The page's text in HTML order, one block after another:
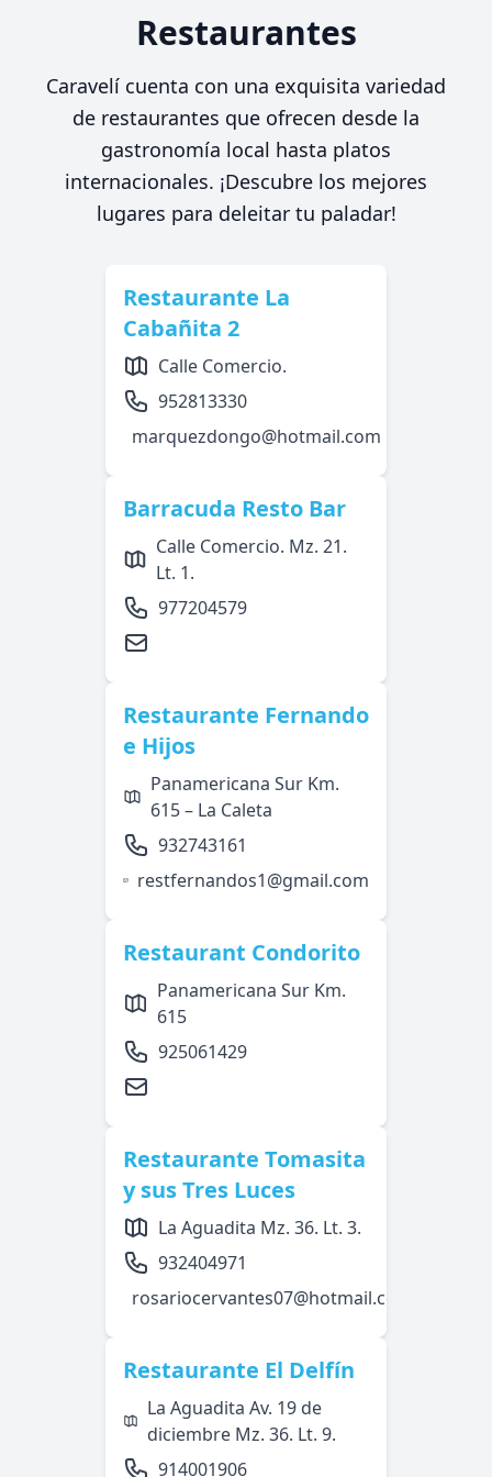
Restaurantes
Caravelí cuenta con una exquisita variedad
de restaurantes que ofrecen desde la
gastronomía local hasta platos
internacionales. ¡Descubre los mejores
lugares para deleitar tu paladar!
Restaurante La
Cabañita 2
Calle Comercio.
952813330
marquezdongo@hotmail.com
Barracuda Resto Bar
Calle Comercio. Mz. 21.
Lt. 1.
977204579
Restaurante Fernando
e Hijos
Panamericana Sur Km.
615 – La Caleta
932743161
restfernandos1@gmail.com
Restaurant Condorito
Panamericana Sur Km.
615
925061429
Restaurante Tomasita
y sus Tres Luces
La Aguadita Mz. 36. Lt. 3.
932404971
rosariocervantes07@hotmail.com
Restaurante El Delfín
La Aguadita Av. 19 de
diciembre Mz. 36. Lt. 9.
914001906